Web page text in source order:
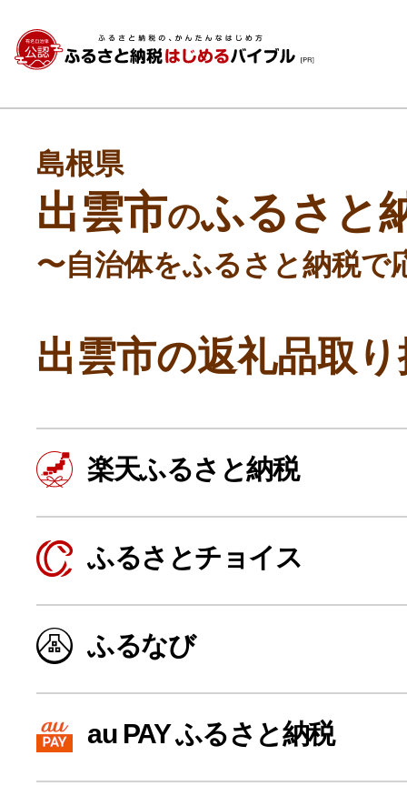
よく見られている返礼品
ふるさと納税徹底比較
島根県
出雲市のふるさと
〜自治体をふるさと納税で
出雲市の返礼品取
楽天ふるさと納税
ふるさとチョイス
ふるなび
au PAY ふるさと納税